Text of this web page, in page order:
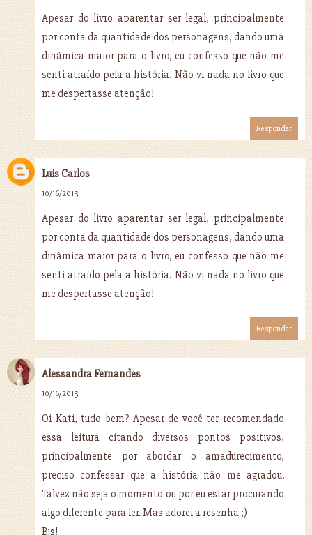
Apesar do livro aparentar ser legal, principalmente
por conta da quantidade dos personagens, dando uma
dinâmica maior para o livro, eu confesso que não me
senti atraído pela a história. Não vi nada no livro que
me despertasse atenção!
Responder
Luis Carlos
10/16/2015
Apesar do livro aparentar ser legal, principalmente
por conta da quantidade dos personagens, dando uma
dinâmica maior para o livro, eu confesso que não me
senti atraído pela a história. Não vi nada no livro que
me despertasse atenção!
Responder
Alessandra Fernandes
10/16/2015
Oi Kati, tudo bem? Apesar de você ter recomendado
essa leitura citando diversos pontos positivos,
principalmente por abordar o amadurecimento,
preciso confessar que a história não me agradou.
Talvez não seja o momento ou por eu estar procurando
algo diferente para ler. Mas adorei a resenha ;)
Bjs!